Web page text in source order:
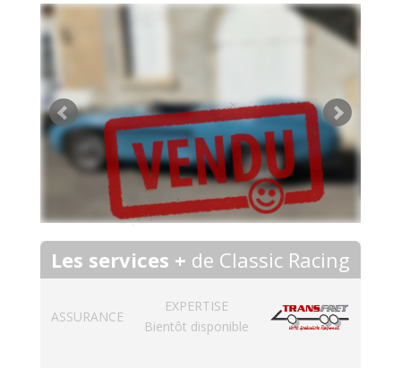
Les services + de Classic Racing
ASSURANCE
EXPERTISE
Bientôt disponible